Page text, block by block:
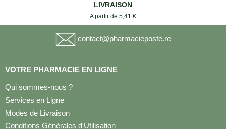
LIVRAISON
A partir de 5,41 €
contact@pharmacieposte.re
VOTRE PHARMACIE EN LIGNE
Qui sommes-nous ?
Services en Ligne
Modes de Livraison
Conditions Générales d'Utilisation